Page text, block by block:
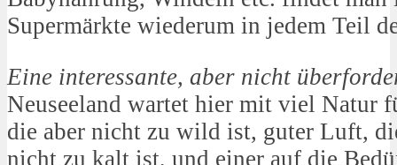
Supermärkte wiederum in jedem Teil
Eine interessante, aber nicht
Neuseeland wartet hier mit viel Natur
die aber nicht zu wild ist, guter Luft,
nicht zu kalt ist, und einer auf die